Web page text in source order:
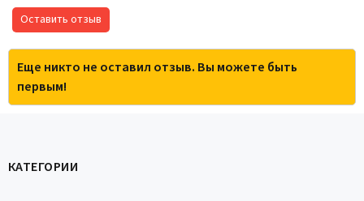
Оставить отзыв
Еще никто не оставил отзыв. Вы можете быть
первым!
КАТЕГОРИИ